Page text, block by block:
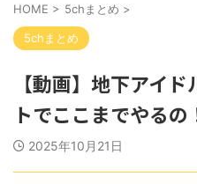
HOME > 5chまとめ >
5chまとめ
【動画】地下アイ
トでここまでやる
2025年10月21日